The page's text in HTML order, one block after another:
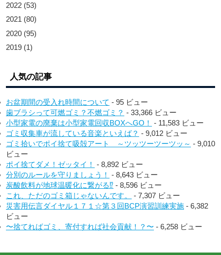
2022 (53)
2021 (80)
2020 (95)
2019 (1)
人気の記事
お盆期間の受入れ時間について - 95 ビュー
歯ブラシって可燃ゴミ？不燃ゴミ？ - 33,366 ビュー
小型家電の廃棄は小型家電回収BOXへGO！ - 11,583 ビュー
ゴミ収集車が流している音楽といえば？ - 9,012 ビュー
ゴミ拾いでポイ捨て吸殻アート ～ツッツーツーツッ～ - 9,010
ビュー
ポイ捨てダメ！ゼッタイ！ - 8,892 ビュー
分別のルールを守りましょう！ - 8,643 ビュー
炭酸飲料が地球温暖化に繋がる⁉︎ - 8,596 ビュー
これ、ただのゴミ箱じゃないんです。
- 7,307 ビュー
災害用伝言ダイヤル１７１☆第３回BCP演習訓練実施 - 6,382
ビュー
〜捨てればゴミ、寄付すれば社会貢献！？〜 - 6,258 ビュー